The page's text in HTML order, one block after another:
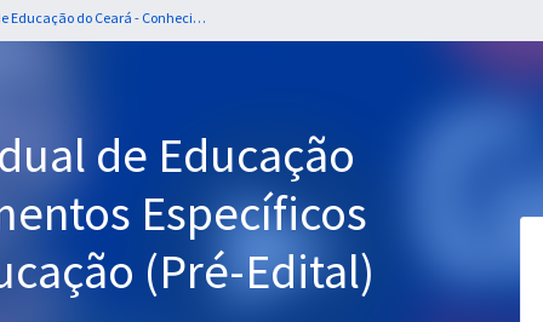
CEE - Conselho Estadual de Educação do Ceará - Conhecimentos Específicos para Técnico em Educação (Pré-Edital)
de Educação
Específicos
(Pré-Edital)